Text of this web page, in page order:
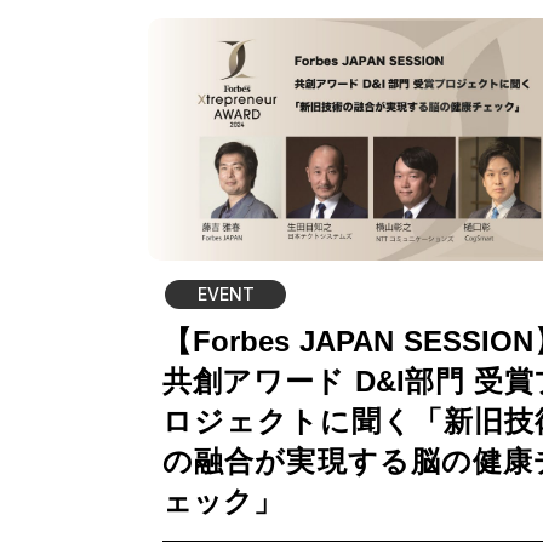
EVENT
【Forbes JAPAN SESSION
共創アワード D&I部門 受賞
ロジェクトに聞く「新旧技
の融合が実現する脳の健康
ェック」